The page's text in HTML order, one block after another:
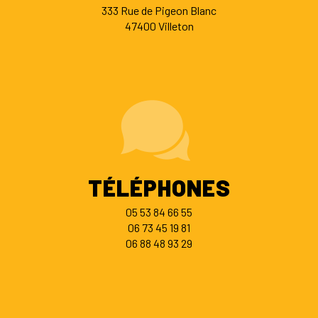
333 Rue de Pigeon Blanc
47400 Villeton
TÉLÉPHONES
05 53 84 66 55
06 73 45 19 81
06 88 48 93 29